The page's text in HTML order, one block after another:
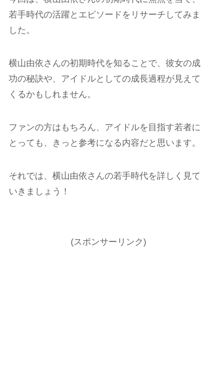
若手時代の活躍とエピソードをリサーチしてみま
した。
横山由依さんの初期時代を知ることで、彼女の成
功の秘訣や、アイドルとしての成長過程が見えて
くるかもしれません。
ファンの方はもちろん、アイドルを目指す若者に
とっても、きっと参考になる内容だと思います。
それでは、横山由依さんの若手時代を詳しく見て
いきましょう！
(スポンサーリンク)